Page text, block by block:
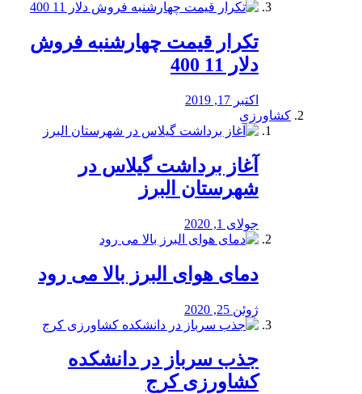
تکرار قیمت چهارشنبه فروش
دلار 11 400
اکتبر 17, 2019
کشاورزی
آغاز برداشت گیلاس در
شهرستان البرز
جولای 1, 2020
دمای هوای البرز بالا می رود
ژوئن 25, 2020
جذب سرباز در دانشکده
کشاورزی کرج